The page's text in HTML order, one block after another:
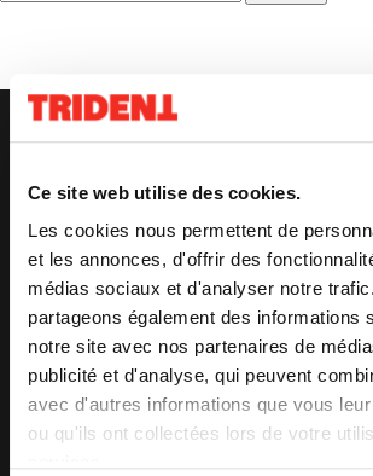
Ce site web utilise des cookies.
Les cookies nous permettent de
et les annonces, d'offrir des
médias sociaux et d'analyser notre
partageons également des informations
notre site avec nos partenaires de
publicité et d'analyse, qui peuvent
avec d'autres informations que vous
ou qu'ils ont collectées lors de votre
Grand Théâtre de QuébecCe
lien
s'ouvrira
dans
une
269, boul. René-Lévesque Est
Québec (Québec) G1R 2B3
418 643-5873Ce
lien
info@letrident.com